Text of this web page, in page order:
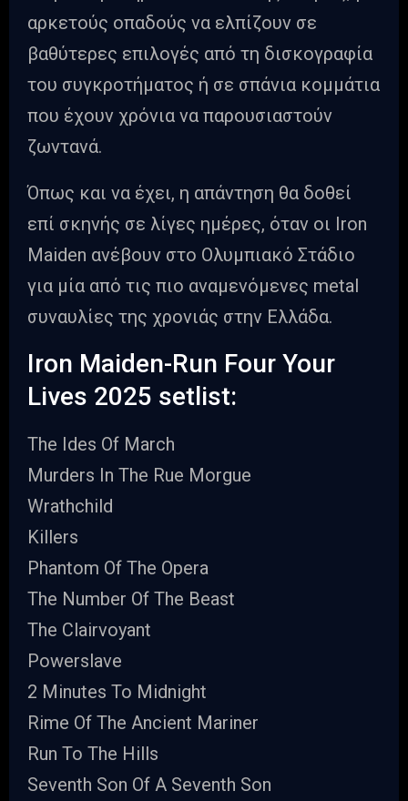
αρκετούς οπαδούς να ελπίζουν σε
βαθύτερες επιλογές από τη δισκογραφία
του συγκροτήματος ή σε σπάνια κομμάτια
που έχουν χρόνια να παρουσιαστούν
ζωντανά.
Όπως και να έχει, η απάντηση θα δοθεί
επί σκηνής σε λίγες ημέρες, όταν οι Iron
Maiden ανέβουν στο Ολυμπιακό Στάδιο
για μία από τις πιο αναμενόμενες metal
συναυλίες της χρονιάς στην Ελλάδα.
Iron Maiden-Run Four Your
Lives 2025 setlist:
The Ides Of March
Murders In The Rue Morgue
Wrathchild
Killers
Phantom Of The Opera
The Number Of The Beast
The Clairvoyant
Powerslave
2 Minutes To Midnight
Rime Of The Ancient Mariner
Run To The Hills
Seventh Son Of A Seventh Son